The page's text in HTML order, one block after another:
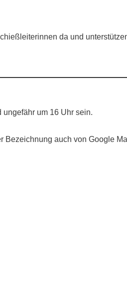
da und
ungefähr um 16 Uhr sein.
Bezeichnung auch von Google